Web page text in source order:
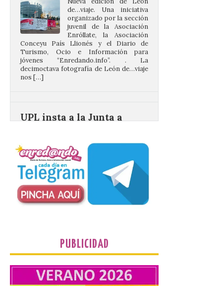
Enróllate, la Asociación
Conceyu País Llionés y el Diario de
Turismo, Ocio e Información para
jóvenes “Enredando.info”. . La
decimoctava fotografía de León de…viaje
nos […]
BIC en estado de ruina
Un Bien de Interés
Cultural abandonado
desde 1949. Los
procuradores leonesistas
plantean que la Junta
Unión del Pueblo […]
La Universidad de León
PUBLICIDAD